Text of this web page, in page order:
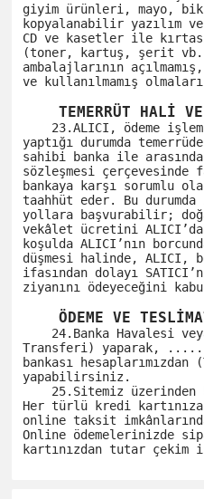
giyim ürünleri, mayo,
kopyalanabilir yazılım ve
CD ve kasetler ile
(toner, kartuş, şerit
ambalajlarının
ve kullanılmamış
TEMERRÜT HALİ
yaptığı durumda
sahibi banka ile
sözleşmesi çerçevesinde
bankaya karşı sorumlu
taahhüt eder. Bu
yollara başvurabilir;
vekâlet ücretini
koşulda ALICI’nın
düşmesi halinde, ALICI,
ifasından dolayı
ziyanını ödeyeceğini
ÖDEME VE
Transferi) yaparak,
bankası
yapabilirsiniz.
Her türlü kredi
online taksit
Online ödemelerinizde